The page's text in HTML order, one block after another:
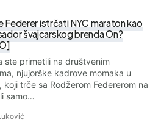
Federer istrčati NYC maraton kao
švajcarskog brenda On?
ste primetili na društvenim
njujorške kadrove momaka u
koji trče sa Rodžerom Federerom na
samo…